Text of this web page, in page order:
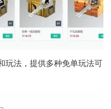
玩法，提供多种免单玩法可